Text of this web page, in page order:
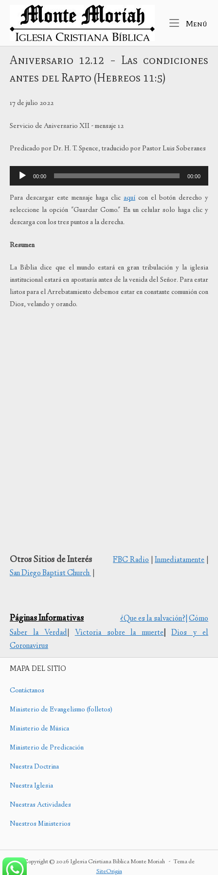
contenido
Inicio
Menú
Aniversario 12.12 – Las condiciones
antes del Rapto (Hebreos 11:5)
17 de julio 2022
Servicio de Aniversario XII - mensaje 12
Predicado por Dr. H. T. Spence, traducido por Pastor Luis Soberanes
Reproductor
de
audio
00:00 00:00
Para descargar este mensaje haga clic aquí con el botón derecho y
seleccione la opción "Guardar Como." En un celular solo haga clic y
descarga con los tres puntos a la derecha.
Resumen
La Biblia dice que el mundo estará en gran tribulación y la iglesia
institucional estará en apostasía antes de la venida del Señor. Para estar
listos para el Arrebatamiento debemos estar en constante comunión con
Dios, velando y orando.
Otros Sitios de Interés FBC Radio|Inmediatamente
San Diego Baptist Church
Páginas Informativas ¿Que es la salvación?|Cómo
Saber la Verdad|Victoria sobre la muerte|
Dios y el
Coronavirus
MAPA DEL SITIO
Contáctanos
Ministerio de Evangelismo (folletos)
Ministerio de Música
Ministerio de Predicación
Nuestra Doctrina
Nuestra Iglesia
Nuestras Actividades
Nuestros Ministerios
Copyright © 2026 Iglesia Cristiana Biblica Monte Moriah
Tema de
SiteOrigin